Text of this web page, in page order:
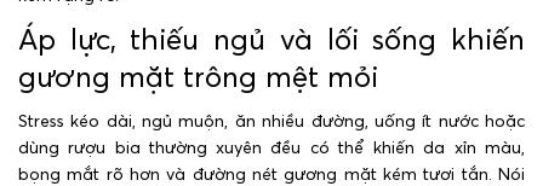
Áp lực, thiếu ngủ và lối sống khiến
gương mặt trông mệt mỏi
Stress kéo dài, ngủ muộn, ăn nhiều đường, uống ít nước hoặc
dùng rượu bia thường xuyên đều có thể khiến da xỉn màu,
bọng mắt rõ hơn và đường nét gương mặt kém tươi tắn. Nói